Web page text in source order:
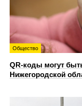
Общество
QR-коды могут
Нижегородской